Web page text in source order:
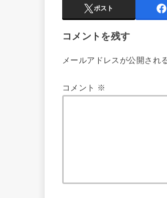
ポスト
コメントを残す
メールアドレスが公開され
コメント ※